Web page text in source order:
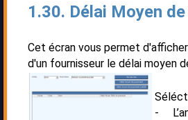
1.30. Délai Moyen
Cet écran vous permet
d'un fournisseur le délai moyen
-